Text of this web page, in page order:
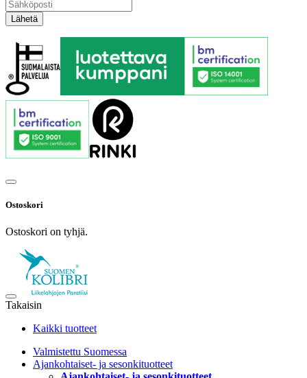
Ostoskori
Ostoskori on tyhjä.
Takaisin
Kaikki tuotteet
Valmistettu Suomessa
Ajankohtaiset- ja sesonkituotteet